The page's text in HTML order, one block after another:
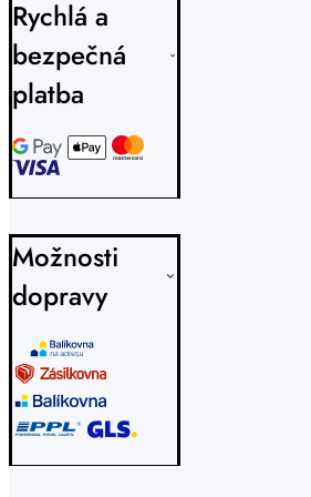
Rychlá a
bezpečná
platba
Možnosti
dopravy